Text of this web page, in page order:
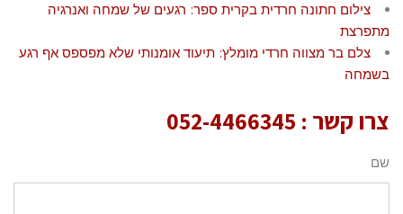
צילום חתונה חרדית בקרית ספר: רגעים של שמחה ואנרגיה
מתפרצת
צלם בר מצווה חרדי מומלץ: תיעוד אומנותי שלא מפספס אף רגע
בשמחה
צרו קשר : 052-4466345
שם